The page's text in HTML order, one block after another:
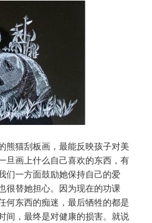
熊猫刮板画，最能反映孩子对美
旦画上什么自己喜欢的东西，有
们一方面鼓励她保持自己的爱
很替她担心。因为现在的功课
何东西的痴迷，最后牺牲的都是
间，最终是对健康的损害。就说